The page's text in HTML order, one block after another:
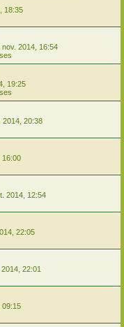
18:35
nov. 2014, 16:54
19:25
2014, 20:38
16:00
2014, 12:54
22:05
22:01
09:15